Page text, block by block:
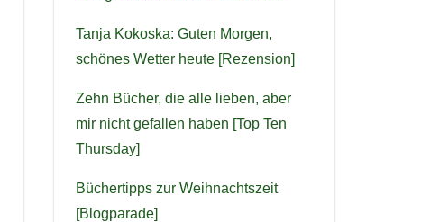
Tanja Kokoska: Guten Morgen,
schönes Wetter heute [Rezension]
Zehn Bücher, die alle lieben, aber
mir nicht gefallen haben [Top Ten
Thursday]
Büchertipps zur Weihnachtszeit
[Blogparade]